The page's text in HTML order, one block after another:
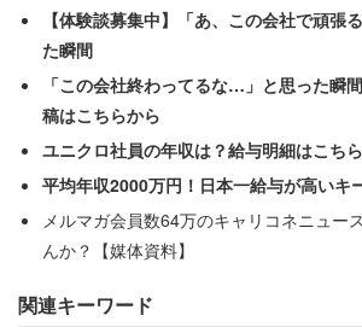
といった口コミ が寄せられている。同
ループに属し、人材派遣・紹介予定派
全国に38拠点を有し、登録スタッフ数
約98万人だ。社員の能力開発・向上に
なスキルを習得可能な研修制度、通信
キャリア支援制度などを整備している。
性を重視する「スマートワーク」をス
【体験談募集中】「あ、この会社で頑張
た瞬間
「この会社終わってるな…」と思った
稿はこちらから
ユニクロ社員の年収は？給与明細はこちら
平均年収2000万円！日本一給与が高いキ
メルマガ会員数64万のキャリコネニュー
んか？【媒体資料】
関連キーワード